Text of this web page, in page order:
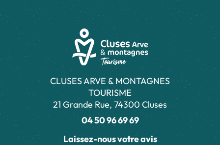
CLUSES ARVE & MONTAGNES
TOURISME
21 Grande Rue, 74300 Cluses
04 50 96 69 69
Laissez-nous votre avis